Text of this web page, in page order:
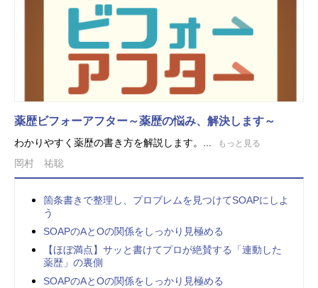
薬歴ビフォーアフター～薬歴の悩み、解決します～
わかりやすく薬歴の書き方を解説します。... もっと見る
岡村 祐聡
箇条書きで整理し、プロブレムを見つけてSOAPにしよ
う
SOAPのAとOの関係をしっかり見極める
【ほぼ満点】サッと書けてプロが絶賛する「連動した
薬歴」の裏側
SOAPのAとOの関係をしっかり見極める